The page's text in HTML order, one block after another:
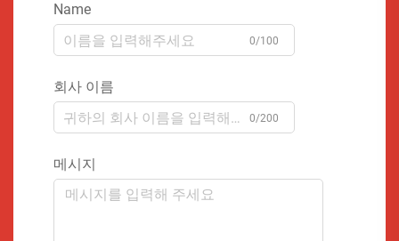
Name
0/100
회사 이름
0/200
메시지